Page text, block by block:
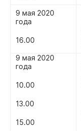
9 мая 2020
года
16.00
9 мая 2020
года
10.00
13.00
15.00